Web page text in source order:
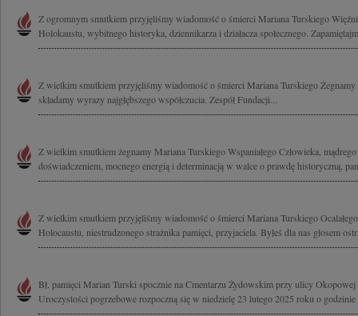
Z ogromnym smutkiem przyjęliśmy wiadomość o śmierci Mariana Turskiego
Holokaustu, wybitnego historyka, dziennikarza i działacza społecznego.
Z wielkim smutkiem przyjęliśmy wiadomość o śmierci Mariana Turskiego
składamy wyrazy najgłębszego współczucia. Zespół Fundacji...
Z wielkim smutkiem żegnamy Mariana Turskiego Wspaniałego Człowieka,
doświadczeniem, mocnego energią i determinacją w walce o prawdę historyczną,
Z wielkim smutkiem przyjęliśmy wiadomość o śmierci Mariana Turskiego
Holocaustu, niestrudzonego strażnika pamięci, przyjaciela. Byłeś dla nas głosem
Bł. pamięci Marian Turski spocznie na Cmentarzu Żydowskim przy ulicy
Uroczystości pogrzebowe rozpoczną się w niedzielę 23 lutego 2025 roku o